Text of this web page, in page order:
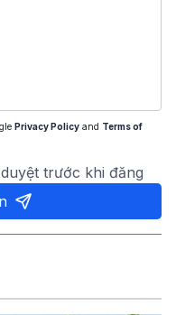
Privacy Policy and Terms of
trước khi đăng